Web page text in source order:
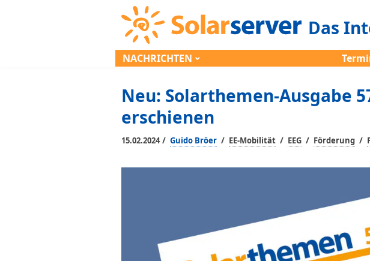
Das
NACHRICHTEN
Neu: Solarthemen-Ausgabe
erschienen
15.02.2024/ Guido Bröer / EE-Mobilität / EEG / Förderung /